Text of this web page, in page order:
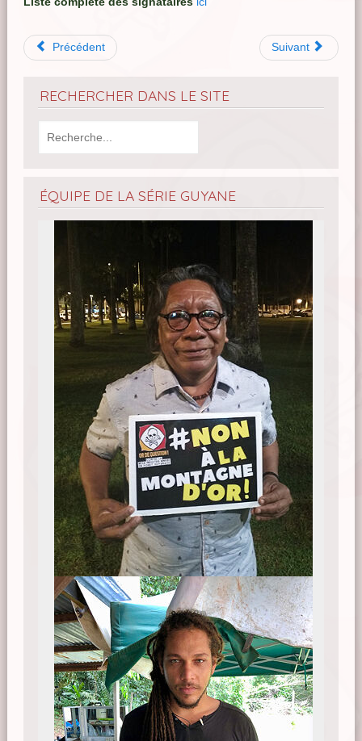
Précédent Suivant
RECHERCHER DANS LE SITE
ÉQUIPE DE LA SÉRIE GUYANE